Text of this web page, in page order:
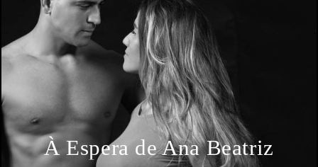
À Espera de Ana Beatriz